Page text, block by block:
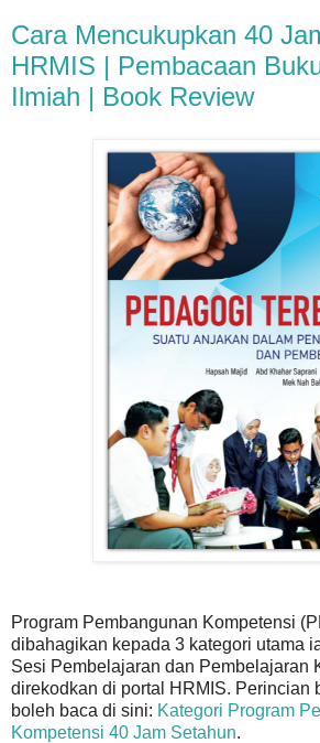
Cara Mencukupkan 40
HRMIS | Pembacaan
Ilmiah | Book Review
Program Pembangunan Kompetensi
dibahagikan kepada 3 kategori utama
Sesi Pembelajaran dan Pembelajaran
direkodkan di portal HRMIS. Perincian
boleh baca di sini: Kategori Program
Kompetensi 40 Jam Setahun.